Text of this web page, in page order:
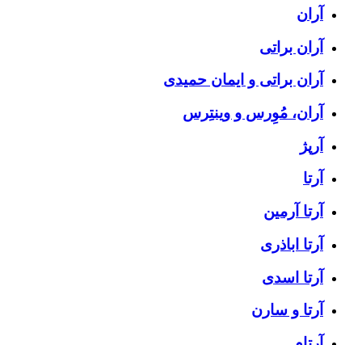
آران
آران براتی
آران براتی و ایمان حمیدی
آران، مُوِرس و وینتِرس
آرپژ
آرتا
آرتا آرمین
آرتا اباذری
آرتا اسدی
آرتا و سارن